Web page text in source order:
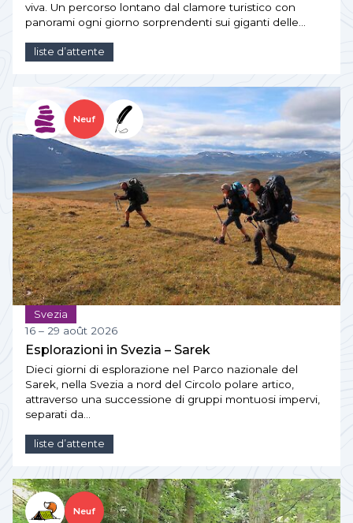
viva. Un percorso lontano dal clamore turistico con
panorami ogni giorno sorprendenti sui giganti delle…
liste d’attente
Neuf
Svezia
16 – 29 août 2026
Esplorazioni in Svezia – Sarek
Dieci giorni di esplorazione nel Parco nazionale del
Sarek, nella Svezia a nord del Circolo polare artico,
attraverso una successione di gruppi montuosi impervi,
separati da…
liste d’attente
Neuf